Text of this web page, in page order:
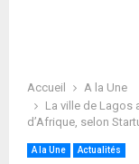
Accueil
A la Une
La ville de Lagos
d’Afrique, selon
A la Une Actualités